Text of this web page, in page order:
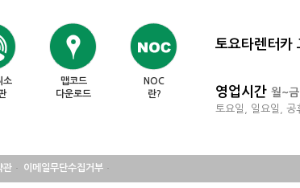
소
맵코드
다운로드
NOC
란?
토요타렌터
영업시간 월~
토요일, 일요일, 공
관 이메일무단수집거부